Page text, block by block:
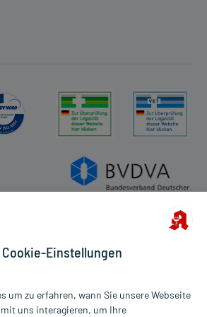
Einstellungen
um zu erfahren, wann Sie unsere Webseite
uns interagieren, um Ihre